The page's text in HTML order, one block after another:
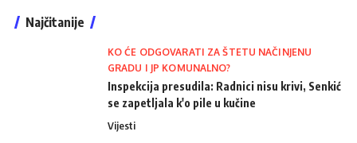
Najčitanije
KO ĆE ODGOVARATI ZA ŠTETU NAČINJENU
GRADU I JP KOMUNALNO?
Inspekcija presudila: Radnici nisu krivi, Senkić
se zapetljala k'o pile u kučine
Vijesti